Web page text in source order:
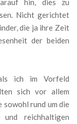
Nicht gerichtet
die ja ihre Zeit
der beiden
ich im Vorfeld
sich vor allem
sowohl rund um die
reichhaltigen